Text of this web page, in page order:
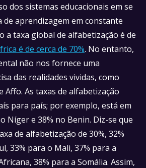
dos sistemas educacionais em se
de aprendizagem em constante
a taxa global de alfabetização é de
é de cerca de 70%. No entanto,
não nos fornece uma
das realidades vividas, como
Affo. As taxas de alfabetização
para país; por exemplo, está em
Níger e 38% no Benin. Diz-se que
de alfabetização de 30%, 32%
33% para o Mali, 37% para a
38% para a Somália. Assim,